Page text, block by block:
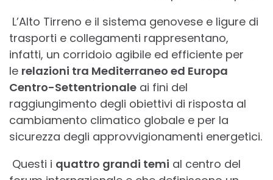
L’Alto Tirreno e il sistema genovese e ligure di
trasporti e collegamenti rappresentano,
infatti, un corridoio agibile ed efficiente per
le relazioni tra Mediterraneo ed Europa
Centro-Settentrionale ai fini del
raggiungimento degli obiettivi di risposta al
cambiamento climatico globale e per la
sicurezza degli approvvigionamenti energetici.
Questi i quattro grandi temi al centro del